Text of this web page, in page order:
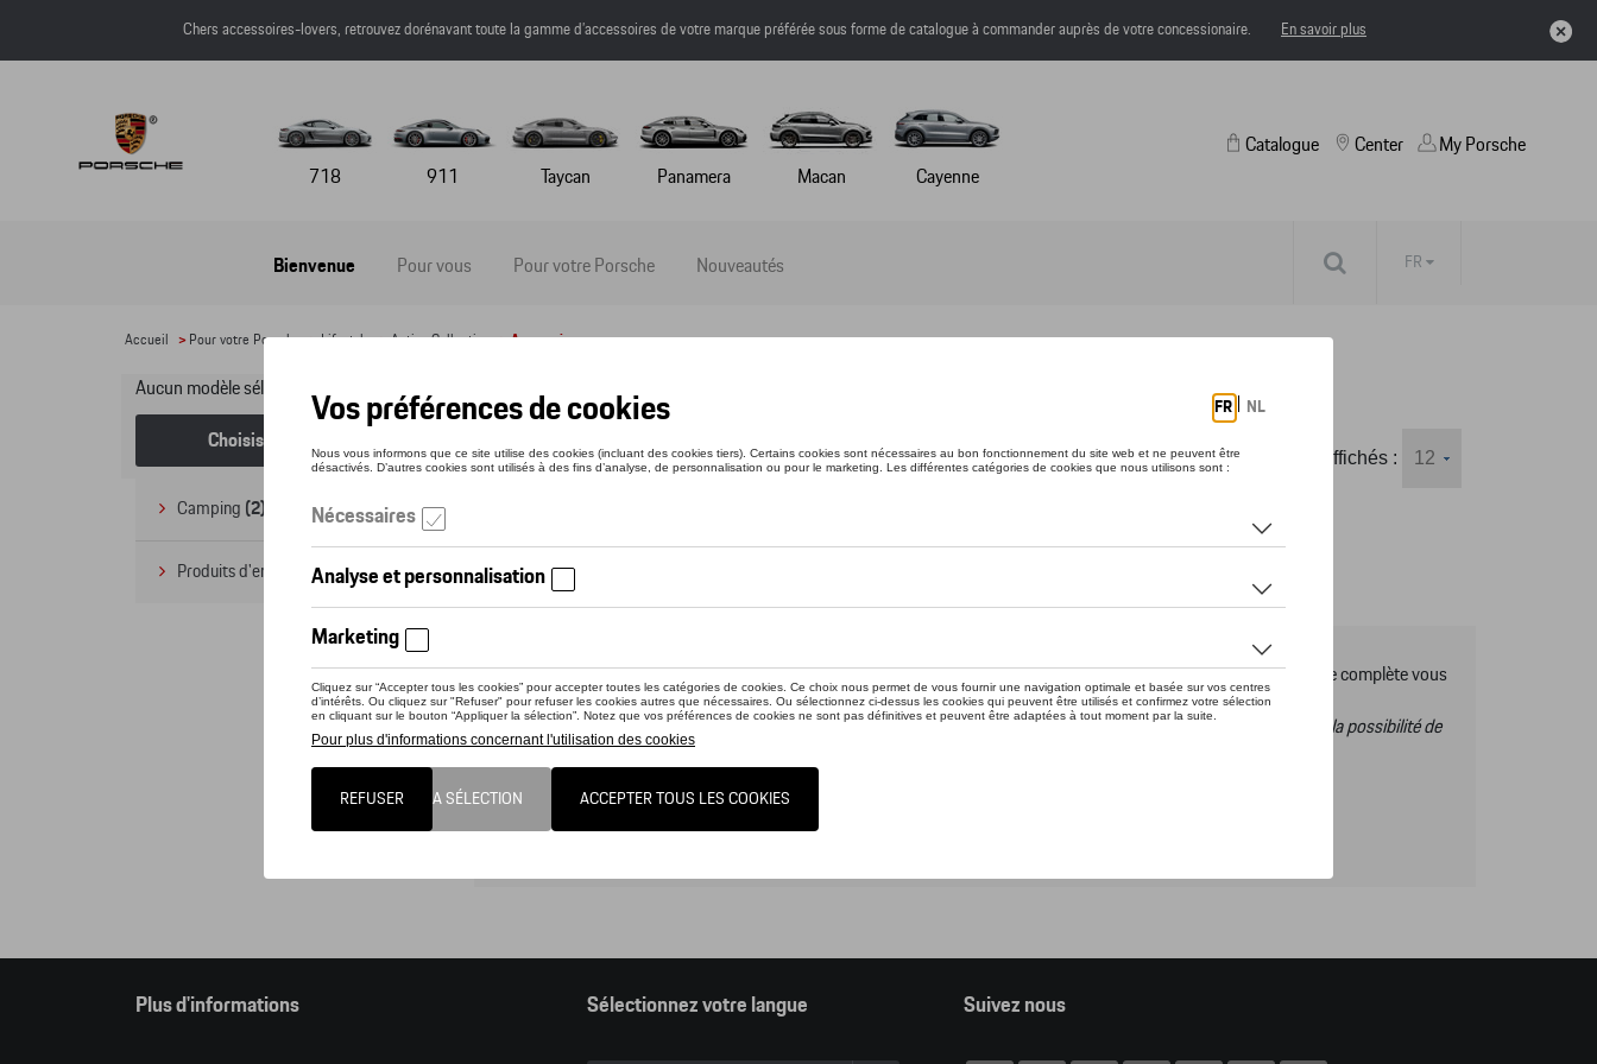
Chers accessoires-lovers, retrouvez dorénavant toute la gamme d’accessoires de votre marque préférée sous forme de catalogue à commander auprès de votre concessionaire. En savoir plus
718 911 Taycan Panamera Macan Cayenne
Catalogue
Bienvenue Pour vous Pour votre Porsche Nouveautés
Center My Porsche
FR
Accueil > Pour votre Porsche >Lifestyle >Active Collection > Accessoires
Aucun modèle sélectionné (Tout afficher)
Choisissez un modèle
Camping (2)
Produits d'entretien(1)
Accessoires
Nombre d'éléments affichés :
Cet online shop vous présente une sélection d’articles de la gamme accessoires Tequipment, pour découvrir la gamme complète vous
pouvez consulter notre Moteur de recherche d’accessoires Tequipment.
Attention, en cliquant sur le lien du catalogue vous sortez du online shop et dans ce catalogue vous n’aurez donc pas la possibilité de
commander des articles en ligne.
Catalogue Porsche
Plus d'informations Sélectionnez votre langue Suivez nous